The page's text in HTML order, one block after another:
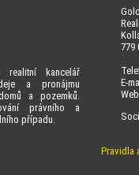
realitní kancelář
a pronájmu
a pozemků.
právního a
případu.
779
E-
Pravidla